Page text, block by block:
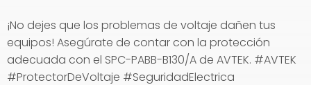
¡No dejes que los problemas de voltaje dañen tus
equipos! Asegúrate de contar con la protección
adecuada con el SPC-PABB-B130/A de AVTEK. #AVTEK
#ProtectorDeVoltaje #SeguridadElectrica